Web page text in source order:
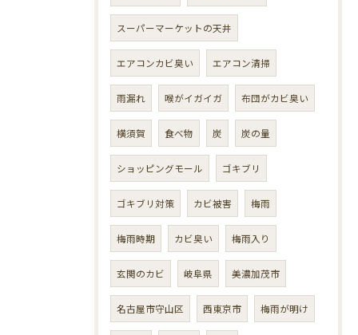
スーパーマーケットの天井
エアコンカビ臭い エアコン清掃
雨漏れ 喉がイガイガ 布団がカビ臭い
横須賀 食べ物 炭 炭の量
ショッピングモール ゴキブリ
ゴキブリ対策 カビ被害 梅雨
梅雨時期 カビ臭い 梅雨入り
玄関のカビ 岐阜県 美濃加茂市
名古屋市守山区 西東京市 梅雨が明け